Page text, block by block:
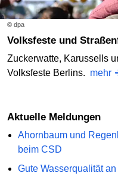
© dpa
Volksfeste und
Zuckerwatte, Karussells
Volksfeste Berlins. mehr
Aktuelle Meldungen
Ahornbaum und
beim CSD
Gute Wasserqualität